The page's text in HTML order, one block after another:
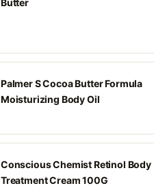
Butter
Palmer S Cocoa Butter Formula
Moisturizing Body Oil
Conscious Chemist Retinol Body
Treatment Cream 100G